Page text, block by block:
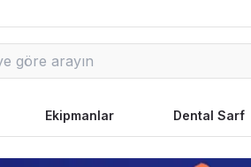
Ekipmanlar Dental Sarf